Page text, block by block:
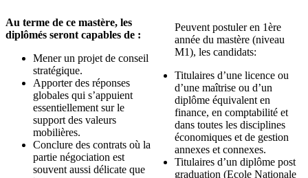
Au terme de ce mastère, les
diplômés seront capables de :
Mener un projet de conseil
stratégique.
Apporter des réponses
globales qui s’appuient
essentiellement sur le
support des valeurs
mobilières.
Conclure des contrats où la
partie négociation est
souvent aussi délicate que
Peuvent postuler en 1ère
année du mastère (niveau
M1), les candidats:
Titulaires d’une licence ou
d’une maîtrise ou d’un
diplôme équivalent en
finance, en comptabilité et
dans toutes les disciplines
économiques et de gestion
annexes et connexes.
Titulaires d’un diplôme post
graduation (Ecole Nationale